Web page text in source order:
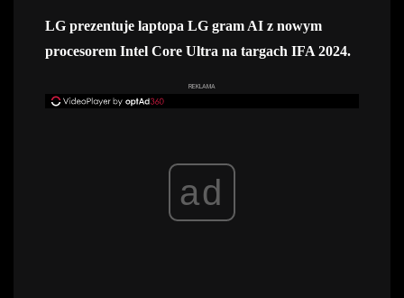
LG prezentuje laptopa LG gram AI z nowym
procesorem Intel Core Ultra na targach IFA 2024.
REKLAMA
ad